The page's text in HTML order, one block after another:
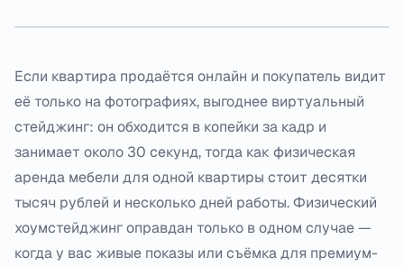
Если квартира продаётся онлайн и покупатель видит
её только на фотографиях, выгоднее виртуальный
стейджинг: он обходится в копейки за кадр и
занимает около 30 секунд, тогда как физическая
аренда мебели для одной квартиры стоит десятки
тысяч рублей и несколько дней работы. Физический
хоумстейджинг оправдан только в одном случае —
когда у вас живые показы или съёмка для премиум-